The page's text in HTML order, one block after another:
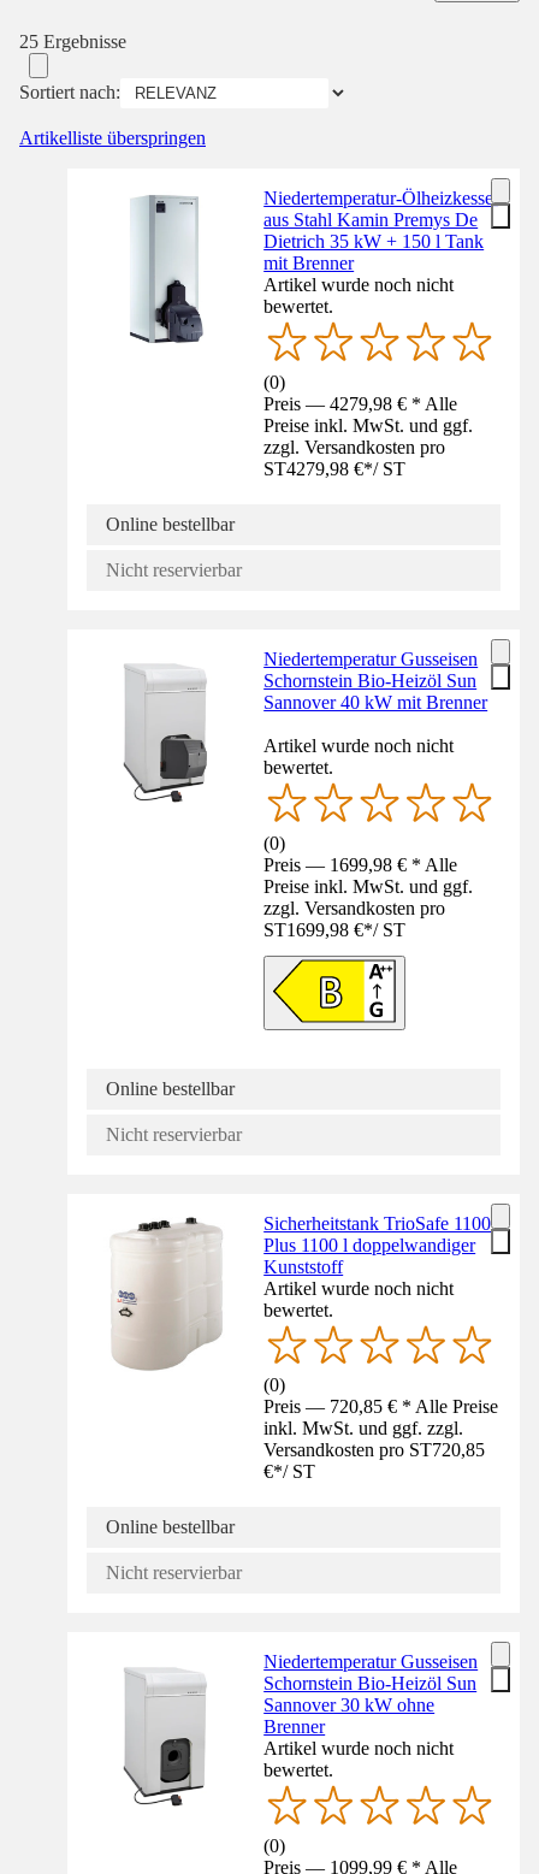
25 Ergebnisse
Sortiert nach:
Artikelliste überspringen
Niedertemperatur-Ölheizkessel
aus Stahl Kamin Premys De
Dietrich 35 kW + 150 l Tank
mit Brenner
Artikel wurde noch nicht
bewertet.
(0)
Preis — 4279,98 € * Alle
Preise inkl. MwSt. und ggf.
zzgl. Versandkosten pro
ST4279,98 €*/ ST
Online bestellbar
Nicht reservierbar
Niedertemperatur Gusseisen
Schornstein Bio-Heizöl Sun
Sannover 40 kW mit Brenner
Artikel wurde noch nicht
bewertet.
(0)
Preis — 1699,98 € * Alle
Preise inkl. MwSt. und ggf.
zzgl. Versandkosten pro
ST1699,98 €*/ ST
Online bestellbar
Nicht reservierbar
Sicherheitstank TrioSafe 1100
Plus 1100 l doppelwandiger
Kunststoff
Artikel wurde noch nicht
bewertet.
(0)
Preis — 720,85 € * Alle Preise
inkl. MwSt. und ggf. zzgl.
Versandkosten pro ST720,85
€*/ ST
Online bestellbar
Nicht reservierbar
Niedertemperatur Gusseisen
Schornstein Bio-Heizöl Sun
Sannover 30 kW ohne
Brenner
Artikel wurde noch nicht
bewertet.
(0)
Preis — 1099,99 € * Alle